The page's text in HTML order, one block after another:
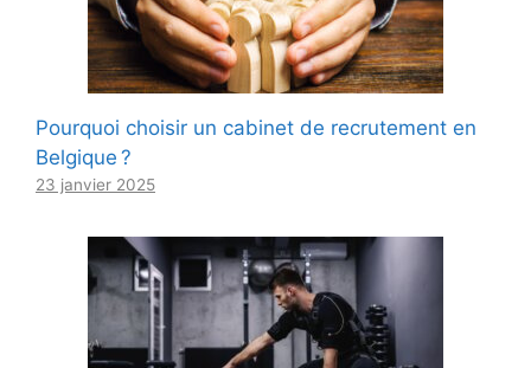
Pourquoi choisir un cabinet de recrutement en
Belgique ?
23 janvier 2025